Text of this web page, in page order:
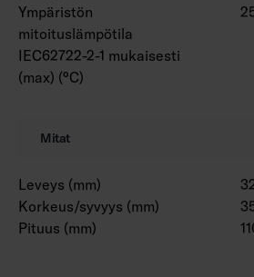
Ympäristön
mitoituslämpötila
IEC62722-2-1 mukaisesti
(max) (°C)
Mitat
Leveys (mm)
Korkeus/syvyys (mm)
Pituus (mm)